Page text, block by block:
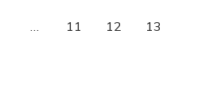
… 11 12
13